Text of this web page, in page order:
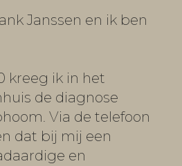
Janssen en ik ben
kreeg ik in het
de diagnose
Via de telefoon
dat bij mij een
en